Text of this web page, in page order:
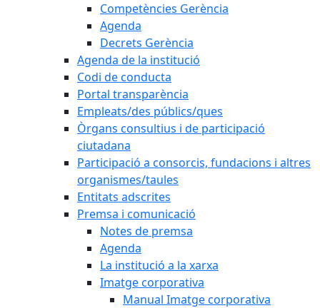
Competències Gerència
Agenda
Decrets Gerència
Agenda de la institució
Codi de conducta
Portal transparència
Empleats/des públics/ques
Òrgans consultius i de participació
ciutadana
Participació a consorcis, fundacions i altres
organismes/taules
Entitats adscrites
Premsa i comunicació
Notes de premsa
Agenda
La institució a la xarxa
Imatge corporativa
Manual Imatge corporativa